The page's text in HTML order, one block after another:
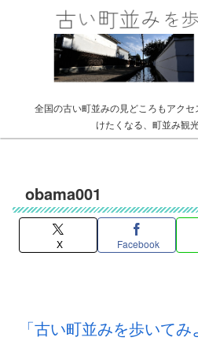
全国の古い町並みの見どころもアク
けたくなる、町並み観
obama001
X Facebook
「古い町並みを歩いて